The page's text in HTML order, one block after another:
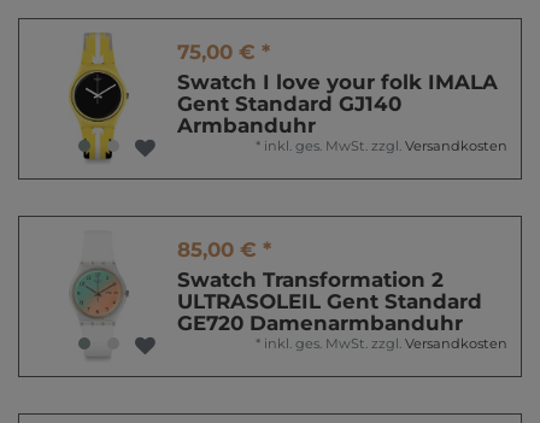
75,00 € *
Swatch I love your folk IMALA
Gent Standard GJ140
Armbanduhr
* inkl. ges. MwSt. zzgl. Versandkosten
85,00 € *
Swatch Transformation 2
ULTRASOLEIL Gent Standard
GE720 Damenarmbanduhr
* inkl. ges. MwSt. zzgl. Versandkosten